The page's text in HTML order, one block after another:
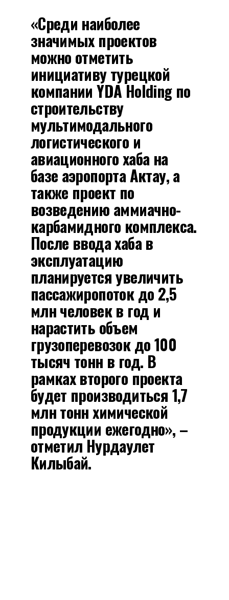
«Среди наиболее
значимых проектов
можно отметить
инициативу турецкой
компании YDA Holding по
строительству
мультимодального
логистического и
авиационного хаба на
базе аэропорта Актау, а
также проект по
возведению аммиачно-
карбамидного комплекса.
После ввода хаба в
эксплуатацию
планируется увеличить
пассажиропоток до 2,5
млн человек в год и
нарастить объем
грузоперевозок до 100
тысяч тонн в год. В
рамках второго проекта
будет производиться 1,7
млн тонн химической
продукции ежегодно», –
отметил Нурдаулет
Килыбай.